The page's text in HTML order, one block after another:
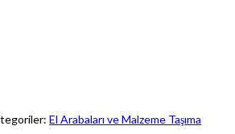
El Arabaları ve Malzeme Taşıma